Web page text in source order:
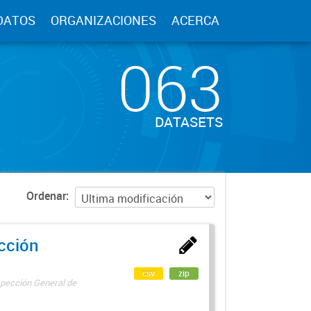
ORGANIZACIONES ACERCA
063
DATASETS
Ordenar
General de
csv zip